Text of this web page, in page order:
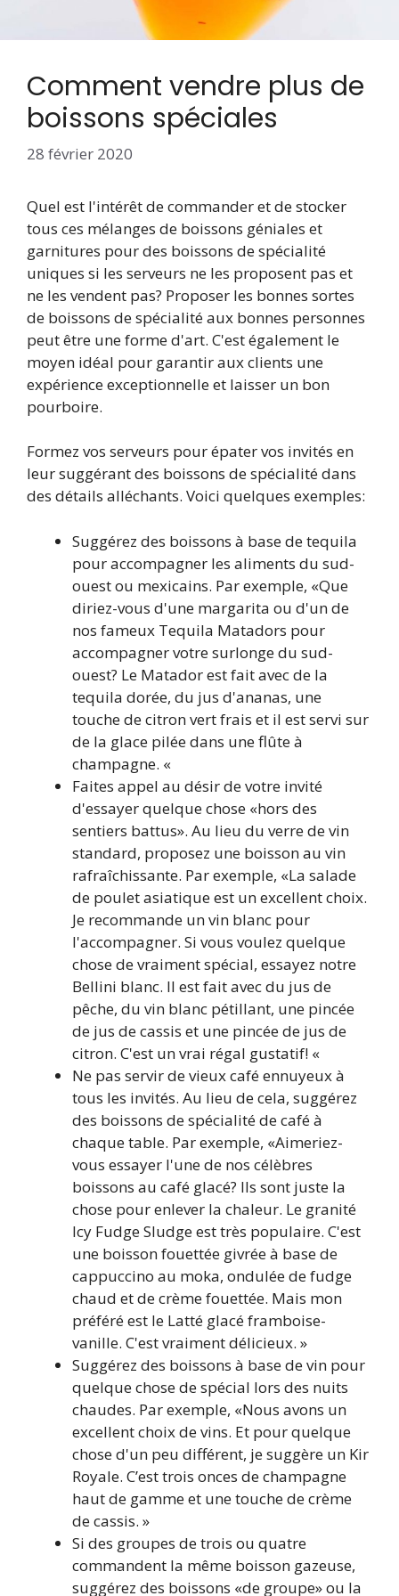
Comment vendre plus de
boissons spéciales
28 février 2020
Quel est l'intérêt de commander et de stocker
tous ces mélanges de boissons géniales et
garnitures pour des boissons de spécialité
uniques si les serveurs ne les proposent pas et
ne les vendent pas? Proposer les bonnes sortes
de boissons de spécialité aux bonnes personnes
peut être une forme d'art. C'est également le
moyen idéal pour garantir aux clients une
expérience exceptionnelle et laisser un bon
pourboire.
Formez vos serveurs pour épater vos invités en
leur suggérant des boissons de spécialité dans
des détails alléchants. Voici quelques exemples:
Suggérez des boissons à base de tequila
pour accompagner les aliments du sud-
ouest ou mexicains. Par exemple, «Que
diriez-vous d'une margarita ou d'un de
nos fameux Tequila Matadors pour
accompagner votre surlonge du sud-
ouest? Le Matador est fait avec de la
tequila dorée, du jus d'ananas, une
touche de citron vert frais et il est servi sur
de la glace pilée dans une flûte à
champagne. «
Faites appel au désir de votre invité
d'essayer quelque chose «hors des
sentiers battus». Au lieu du verre de vin
standard, proposez une boisson au vin
rafraîchissante. Par exemple, «La salade
de poulet asiatique est un excellent choix.
Je recommande un vin blanc pour
l'accompagner. Si vous voulez quelque
chose de vraiment spécial, essayez notre
Bellini blanc. Il est fait avec du jus de
pêche, du vin blanc pétillant, une pincée
de jus de cassis et une pincée de jus de
citron. C'est un vrai régal gustatif! «
Ne pas servir de vieux café ennuyeux à
tous les invités. Au lieu de cela, suggérez
des boissons de spécialité de café à
chaque table. Par exemple, «Aimeriez-
vous essayer l'une de nos célèbres
boissons au café glacé? Ils sont juste la
chose pour enlever la chaleur. Le granité
Icy Fudge Sludge est très populaire. C'est
une boisson fouettée givrée à base de
cappuccino au moka, ondulée de fudge
chaud et de crème fouettée. Mais mon
préféré est le Latté glacé framboise-
vanille. C'est vraiment délicieux. »
Suggérez des boissons à base de vin pour
quelque chose de spécial lors des nuits
chaudes. Par exemple, «Nous avons un
excellent choix de vins. Et pour quelque
chose d'un peu différent, je suggère un Kir
Royale. C’est trois onces de champagne
haut de gamme et une touche de crème
de cassis. »
Si des groupes de trois ou quatre
commandent la même boisson gazeuse,
suggérez des boissons «de groupe» ou la